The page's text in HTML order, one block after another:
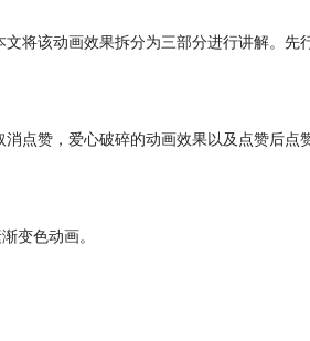
文将该动画效果拆分为三部分进行讲解。先
消点赞，爱心破碎的动画效果以及点赞后点
变色动画。